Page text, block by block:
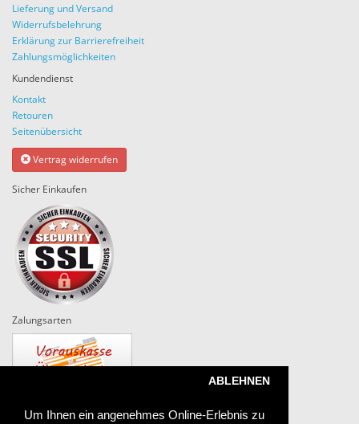
Um Ihnen ein angenehmes Online-Erlebnis zu
ABLEHNEN
Lieferung und Versand
Widerrufsbelehrung
Erklärung zur Barrierefreiheit
Zahlungsmöglichkeiten
Kundendienst
Kontakt
Retouren
Seitenübersicht
Vertrag widerrufen
Sicher Einkaufen
Zalungsarten